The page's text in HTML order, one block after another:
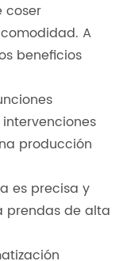
coser
A
beneficios
producción
es precisa y
prendas de alta